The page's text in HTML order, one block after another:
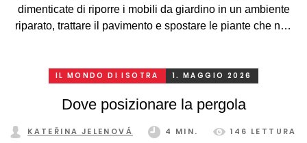
dimenticate di riporre i mobili da giardino in un ambiente
riparato, trattare il pavimento e spostare le piante che non
IL MONDO DI ISOTRA 1. MAGGIO 2026
Dove posizionare la pergola
KATEŘINA JELENOVÁ 4 MIN. 146 LETTURA